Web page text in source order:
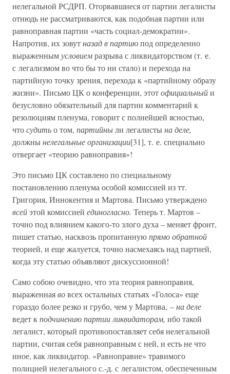
нелегальной РСДРП. Оторвавшиеся от партии легалисты
отнюдь не рассматриваются, как подобная партии или
равноправная партии «часть социал-демократии».
Напротив, их зовутназад в партиюпод определенно
выраженнымусловиемразрыва с ликвидаторством (т. е.
с легализмом во что бы то ни стало) и перехода на
партийную точку зрения, перехода к «партийному образу
жизни». Письмо ЦК о конференции, этотофициальныйи
безусловно обязательный для партии комментарий к
резолюциям пленума, говорит с полнейшей ясностью,
чтосудитьо том, партийныли легалистына деле,
должнынелегальные организации[31], т. е. специально
отвергает «теорию равноправия»!
Это письмо ЦК составлено по специальному
постановлению пленума особой комиссией из тт.
Григория, Иннокентия и Мартова. Письмо утверждено
всейэтой комиссией единогласно. Теперь т. Мартов –
точно под влиянием какого-то злого духа – меняет фронт,
пишет статью, насквозь пропитаннуюпрямо обратной
теорией, и еще жалуется, точно насмехаясь над партией,
когда эту статью объявляют дискуссионной!
Само собою очевидно, что эта теория равноправия,
выраженнаявовсех остальных статьях «Голоса» еще
гораздо более резко и грубо, чем у Мартова, –на деле
ведет кподчинению партии ликвидаторам, ибо такой
легалист, который противопоставляет себя нелегальной
партии, считая себя равноправным с ней, и есть не что
иное, как ликвидатор. «Равноправие» травимого
полицией нелегального с.-д. с легалистом, обеспеченным